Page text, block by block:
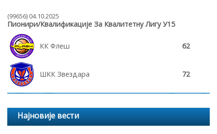
(99656) 04.10.2025
Пионири/Квалификације За Квалитетну Лигу У15
КК Флеш 62
ШКК Звездара 72
Најновије вести